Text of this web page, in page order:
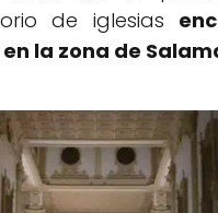
de iglesias
la zona de